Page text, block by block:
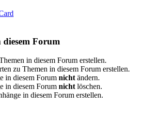
Forum
in diesem Forum erstellen.
zu Themen in diesem Forum erstellen.
in diesem Forum nicht ändern.
in diesem Forum nicht löschen.
in diesem Forum erstellen.